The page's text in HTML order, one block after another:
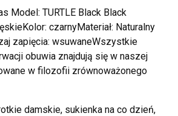
Model: TURTLE Black Black
czarnyMateriał: Naturalny
zapięcia: wsuwaneWszystkie
obuwia znajdują się w naszej
w filozofii zrównoważonego
damskie, sukienka na co dzień,